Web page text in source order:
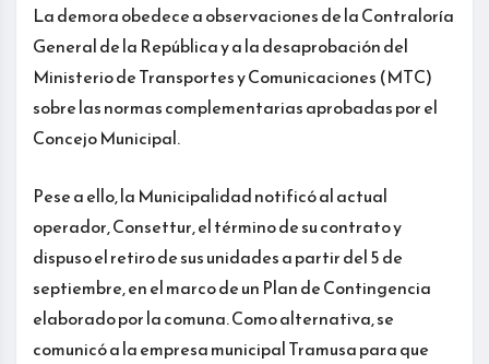
La demora obedece a observaciones de la Contraloría
General de la República y a la desaprobación del
Ministerio de Transportes y Comunicaciones (MTC)
sobre las normas complementarias aprobadas por el
Concejo Municipal.
Pese a ello, la Municipalidad notificó al actual
operador, Consettur, el término de su contrato y
dispuso el retiro de sus unidades a partir del 5 de
septiembre, en el marco de un Plan de Contingencia
elaborado por la comuna. Como alternativa, se
comunicó a la empresa municipal Tramusa para que